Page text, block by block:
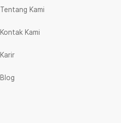
Tentang Kami
Kontak Kami
Karir
Blog